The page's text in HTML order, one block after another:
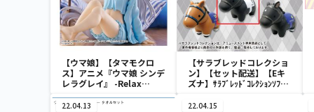
【ウマ娘】【タマモクロ
ス】アニメ『ウマ娘 シンデ
レラグレイ』 -Relax
【サラブレッドコレクショ
ン】【セット配送】【Eキ
ズナ】ｻﾗﾌﾞﾚｯﾄﾞｺﾚｸｼｮﾝｿﾌﾋﾞ
22.04.13 22.04.15